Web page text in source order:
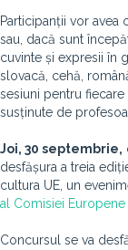
Participanții vor avea
sau, dacă sunt
cuvinte și expresii în
slovacă, cehă,
sesiuni pentru
susținute de
Joi, 30 septembrie,
desfășura a treia
cultura UE, un
al Comisiei Europene
Concursul se va